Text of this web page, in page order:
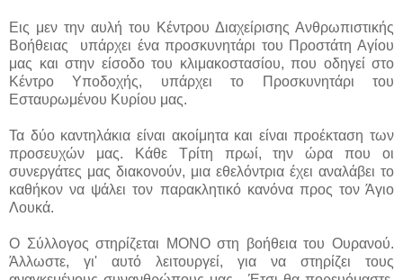
Εις μεν την αυλή του Κέντρου Διαχείρισης Ανθρωπιστικής
Βοήθειας υπάρχει ένα προσκυνητάρι του Προστάτη Αγίου
μας και στην είσοδο του κλιμακοστασίου, που οδηγεί στο
Κέντρο Υποδοχής, υπάρχειτο Προσκυνητάρι του
Εσταυρωμένου Κυρίου μας.
Τα δύο καντηλάκια είναι ακοίμητα και είναι προέκταση των
προσευχών μας. Κάθε Τρίτη πρωί, την ώρα που οι
συνεργάτες μας διακονούν, μια εθελόντρια έχει αναλάβει το
καθήκον να ψάλει τον παρακλητικό κανόνα προς τον Άγιο
Λουκά.
Ο Σύλλογος στηρίζεται ΜΟΝΟ στη βοήθεια του Ουρανού.
Άλλωστε, γι' αυτό λειτουργεί, για να στηρίζει τους